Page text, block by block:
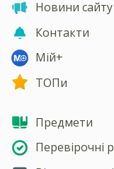
Новини сайту
Контакти
Мій+
ТОПи
Предмети
Перевірочні